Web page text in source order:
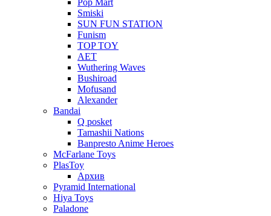
Smiski
SUN FUN STATION
Funism
TOP TOY
AET
Wuthering Waves
Bushiroad
Mofusand
Alexander
Bandai
Q posket
Tamashii Nations
Banpresto Anime Heroes
McFarlane Toys
PlasToy
Архив
Pyramid International
Hiya Toys
Paladone